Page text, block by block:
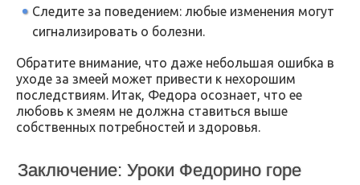
Следите за поведением: любые изменения могут
сигнализировать о болезни.
Обратите внимание, что даже небольшая ошибка в
уходе за змеей может привести к нехорошим
последствиям. Итак, Федора осознает, что ее
любовь к змеям не должна ставиться выше
собственных потребностей и здоровья.
Заключение: Уроки Федорино горе